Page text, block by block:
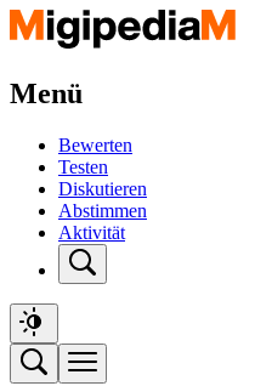
Menü
Bewerten
Testen
Diskutieren
Abstimmen
Aktivität